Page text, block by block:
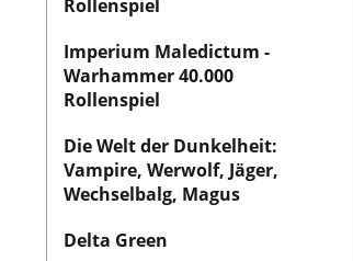
Rollenspiel
Imperium Maledictum -
Warhammer 40.000
Rollenspiel
Die Welt der Dunkelheit:
Vampire, Werwolf, Jäger,
Wechselbalg, Magus
Delta Green